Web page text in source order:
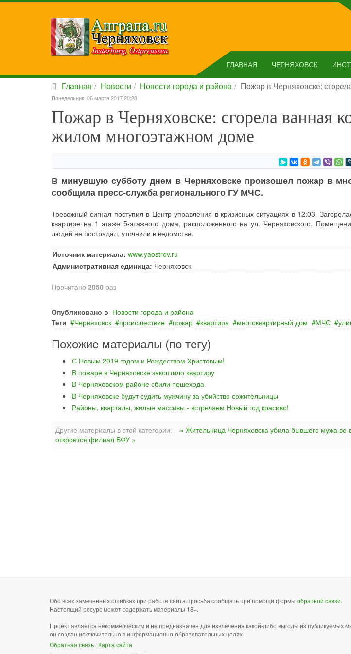
ГЛАВНАЯ ЧЕРНЯХОВСК
Главная Новости Новости города и района Пожар в Черняховске:
Понедельник, 06 марта 2017 20:28
Пожар в Черняховске: сгорела ванная
жилом многоэтажном доме
В минувшую субботу днем в Черняховске произошел пожар в
сообщила пресс-служба регионального ГУ МЧС.
Тревожный сигнал поступил в Центр управления в кризисных ситуациях в 12:03.
квартире на 1 этаже 5-этажного дома, расположенного на ул. Черняховского.
людей не пострадал, уточнили в ведомстве.
Источник материала: www.yaostrov.ru
Административная единица: Черняховск
Прочитано 2050 раз
Опубликовано в Новости города и района
Теги
Черняховск происшествие пожар квартира многоквартирный дом МЧС
Похожие материалы (по тегу)
С Новым 2019 годом и Рождеством Христовым!
В пожаре в Черняховске закоптило квартиру
В Черняховском районе сбили пешехода
В Черняховске будут судить мужчину за убийство сожительницы
Районы, кварталы, жилые массивы - встречаем Новый год красиво!
Другие материалы в этой категории: « Жительница Черняховска убила бывшего мужа во
откроется филиал БФУ »
Обо всех замеченных ошибках при работе сайта просьба сообщать при помощи формы обратной связи.
Настоящий ресурс может содержать материалы 18+.
Проект является некоммерческим и не предназначен для извлечения какой-либо выгоды из публикуемых
он создан исключительно в информационно-образовательных целях.
Обратная связь | Карта сайта